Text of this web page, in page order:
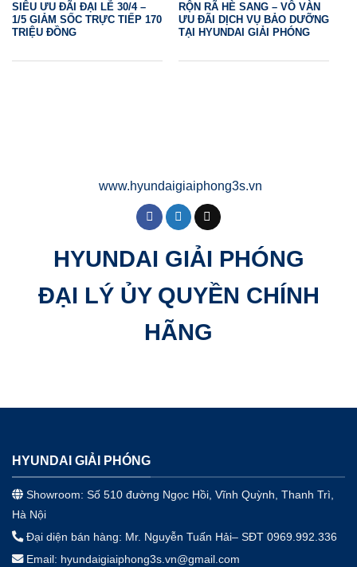
SIÊU ƯU ĐÃI ĐẠI LỄ 30/4 –
1/5 GIẢM SỐC TRỰC TIẾP 170
TRIỆU ĐỒNG
RỘN RÃ HÈ SANG – VÔ VÀN
ƯU ĐÃI DỊCH VỤ BẢO DƯỠNG
TẠI HYUNDAI GIẢI PHÓNG
www.hyundaigiaiphong3s.vn
HYUNDAI GIẢI PHÓNG
ĐẠI LÝ ỦY QUYỀN CHÍNH
HÃNG
HYUNDAI GIẢI PHÓNG
Showroom: Số 510 đường Ngọc Hồi, Vĩnh Quỳnh, Thanh Trì,
Hà Nội
Đại diện bán hàng: Mr. Nguyễn Tuấn Hải– SĐT 0969.992.336
Email: hyundaigiaiphong3s.vn@gmail.com